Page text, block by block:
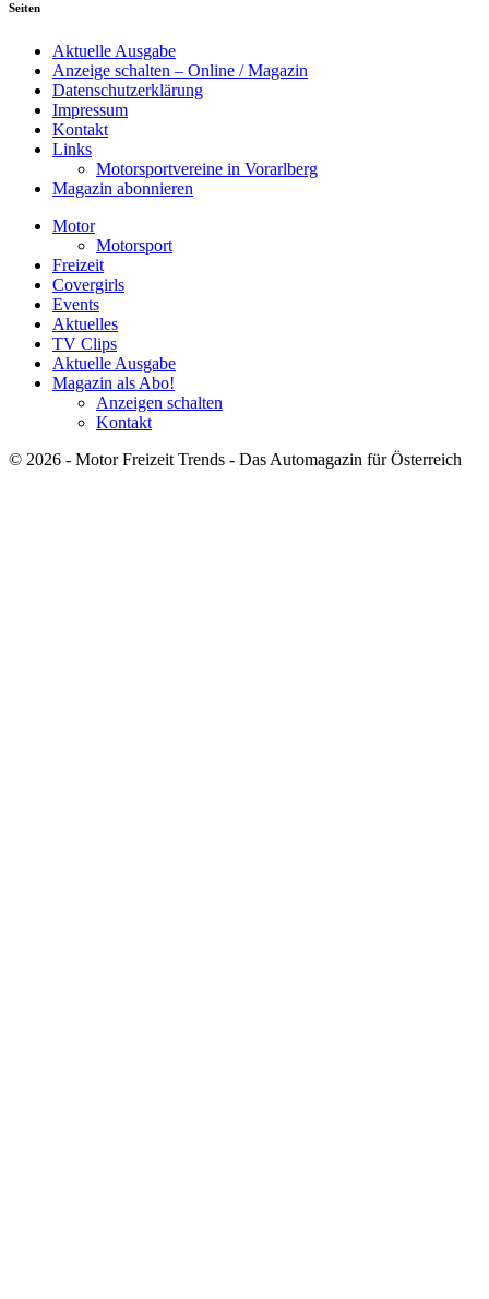
Seiten
Aktuelle Ausgabe
Anzeige schalten – Online / Magazin
Datenschutzerklärung
Impressum
Kontakt
Links
Motorsportvereine in Vorarlberg
Magazin abonnieren
Motor
Motorsport
Freizeit
Covergirls
Events
Aktuelles
TV Clips
Aktuelle Ausgabe
Magazin als Abo!
Anzeigen schalten
Kontakt
© 2026 - Motor Freizeit Trends - Das Automagazin für Österreich